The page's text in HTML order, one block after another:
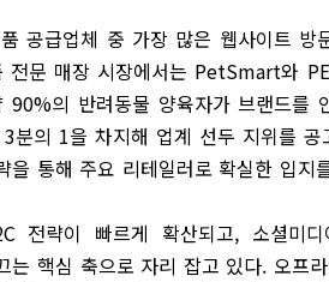
공급업체 중 가장 많은 웹사이트 방
전문 매장 시장에서는 PetSmart와
의 반려동물 양육자가 브랜드를
의 1을 차지해 업계 선두 지위를
통해 주요 리테일러로 확실한 입지
략이 빠르게 확산되고, 소셜미디
핵심 축으로 자리 잡고 있다. 오프